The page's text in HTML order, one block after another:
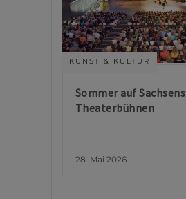
KUNST & KULTUR
Sommer auf Sachsens
Theaterbühnen
28. Mai 2026